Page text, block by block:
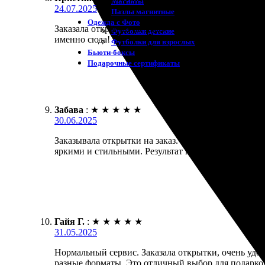
Пазлы магнитные
Одежда с Фото
Футболки детские
Футболки для взрослых
Бьюти-боксы
Подарочные сертификаты
24.07.2025
Заказала открытки на заказ — все сделали
именно сюда!
Забава : ★ ★ ★ ★ ★
30.06.2025
Заказывала открытки на заказ. Всё сделано
яркими и стильными. Результат превзошел
Гайя Г. : ★ ★ ★ ★ ★
31.05.2025
Нормальный сервис. Заказала открытки, очень